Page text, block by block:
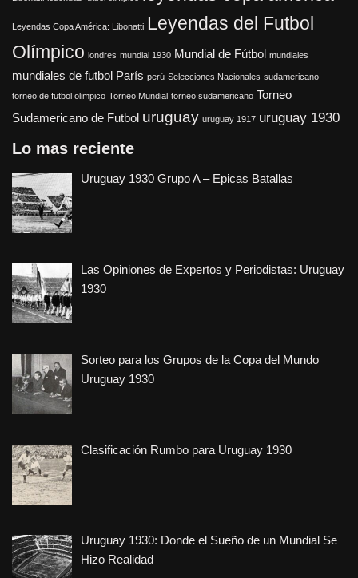
Leyendas Copa América: Libonatti Leyendas del Futbol
Olímpico londres mundial 1930 Mundial de Fútbol mundiales
mundiales de futbol París perú Selecciones Nacionales sudamericano
torneo de futbol olimpico Torneo Mundial torneo sudamericano Torneo
Sudamericano de Futbol uruguay uruguay 1917 uruguay 1930
Lo mas reciente
Uruguay 1930 Grupo A – Epicas Batallas
Las Opiniones de Expertos y Periodistas: Uruguay
1930
Sorteo para los Grupos de la Copa del Mundo
Uruguay 1930
Clasificación Rumbo para Uruguay 1930
Uruguay 1930: Donde el Sueño de un Mundial Se
Hizo Realidad